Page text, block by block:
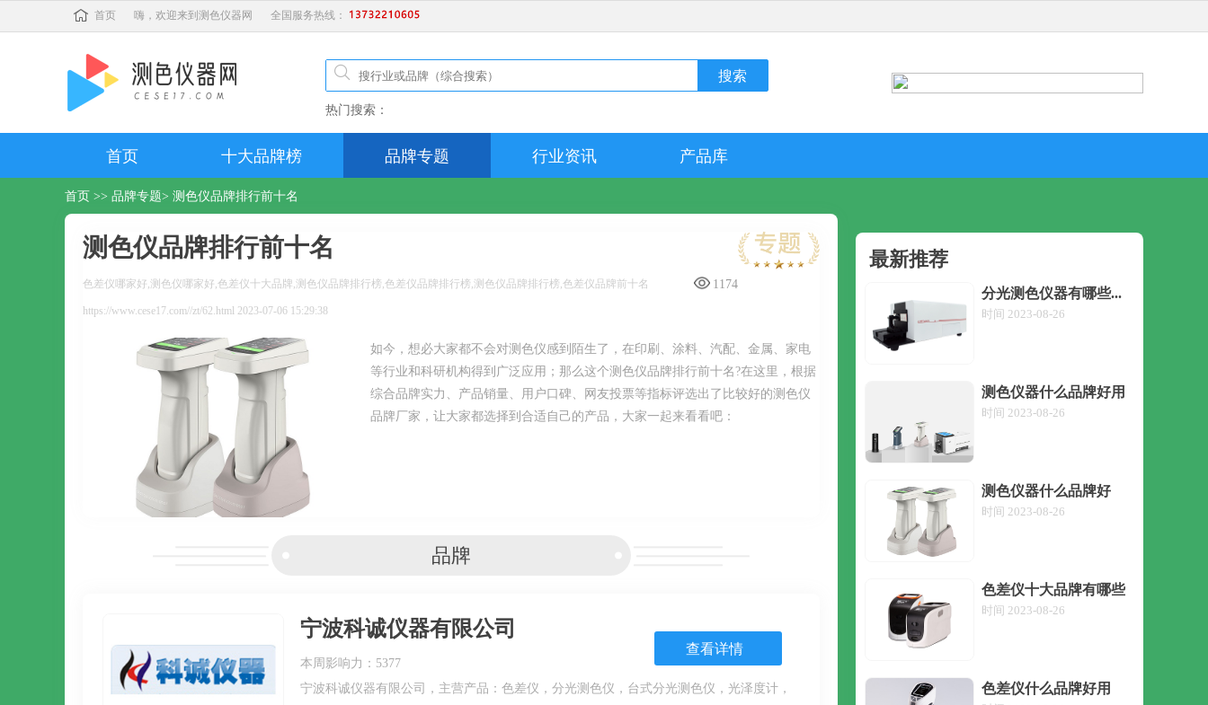
首页 嗨，欢迎来到测色仪器网 全国服务热线：
热门搜索：
首页 十大品牌榜 品牌专题 行业资讯 产品库
首页 >> 品牌专题> 测色仪品牌排行前十名
测色仪品牌排行前十名
1174
色差仪哪家好,测色仪哪家好,色差仪十大品牌,测色仪品牌排行榜,色差仪品牌排行榜,测色仪品牌排行榜,色差仪品牌前十名
https://www.cese17.com//zt/62.html 2023-07-06 15:29:38
如今，想必大家都不会对测色仪感到陌生了，在印刷、涂料、汽配、金属、家电
等行业和科研机构得到广泛应用；那么这个测色仪品牌排行前十名?在这里，根据
综合品牌实力、产品销量、用户口碑、网友投票等指标评选出了比较好的测色仪
品牌厂家，让大家都选择到合适自己的产品，大家一起来看看吧：
品牌
查看详情
宁波科诚仪器有限公司
本周影响力：5377
宁波科诚仪器有限公司，主营产品：色差仪，分光测色仪，台式分光测色仪，光泽度计，
最新推荐
分光测色仪器有哪些品牌
时间 2023-08-26
测色仪器什么品牌好用
时间 2023-08-26
测色仪器什么品牌好
时间 2023-08-26
色差仪十大品牌有哪些
时间 2023-08-26
色差仪什么品牌好用